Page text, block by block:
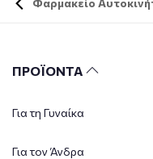
Φαρμακείο
ΠΡΟΪΟΝΤΑ
Για τη Γυναίκα
Για τον Άνδρα